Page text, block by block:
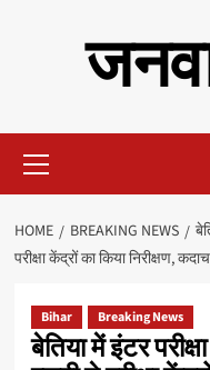
Menu
HOME BREAKING NEWS
परीक्षा केंद्रों का किया निरीक्षण,
Bihar Breaking News
बेतिया में इंटर